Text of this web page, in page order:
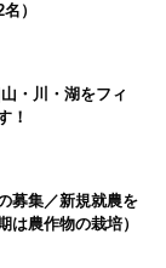
）
・川・湖をフィ
！
募集／新規就農を
は農作物の栽培）